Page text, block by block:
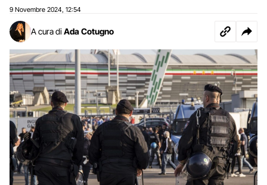
9 Novembre 2024 12:54
A cura di Ada Cotugno